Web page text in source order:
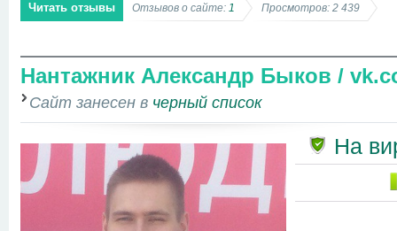
Читать отзывы Отзывов о сайте: 1 Просмотров: 2 439
Нантажник Александр Быков /
Сайт занесен в черный список
На